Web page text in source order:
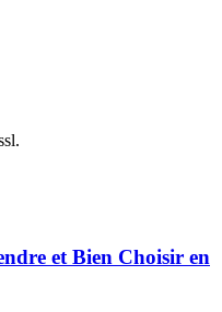
et Bien Choisir en